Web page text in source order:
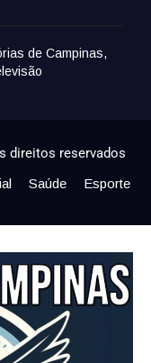
de Campinas,
direitos reservados
Saúde
Esporte